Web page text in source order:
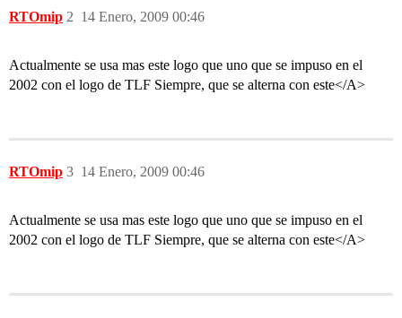
RTOmip 14 Enero, 2009 00:46
2
Actualmente se usa mas este logo que uno que se impuso en el
2002 con el logo de TLF Siempre, que se alterna con este</A>
RTOmip 14 Enero, 2009 00:46
3
Actualmente se usa mas este logo que uno que se impuso en el
2002 con el logo de TLF Siempre, que se alterna con este</A>